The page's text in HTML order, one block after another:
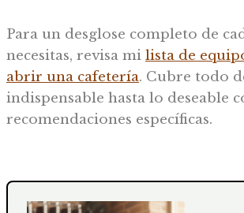
Para un desglose completo de
necesitas, revisa mi lista de
abrir una cafetería. Cubre todo
indispensable hasta lo deseable
recomendaciones específicas.